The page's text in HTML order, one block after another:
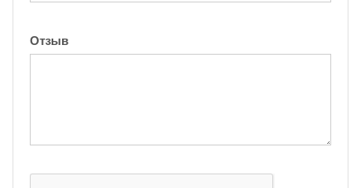
Отзыв